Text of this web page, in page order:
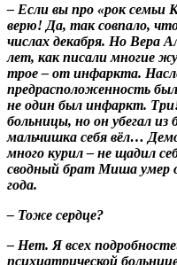
– Если вы про «рок семьи
верю! Да, так совпало,
числах декабря. Но Вера
лет, как писали многие
трое – от инфаркта.
предрасположенность
не один был инфаркт. Три!
больницы, но он убегал
мальчишка себя вёл…
много курил – не щадил
сводный брат Миша умер
года.
– Тоже сердце?
– Нет. Я всех
психиатрической